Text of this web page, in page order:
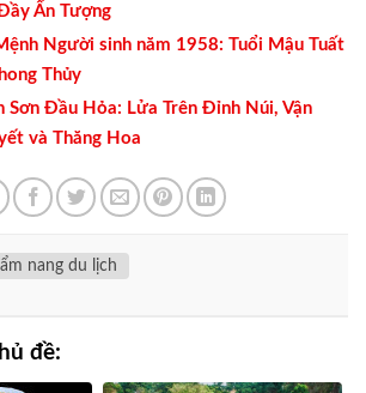
Ấn Tượng
Người sinh năm 1958: Tuổi Mậu Tuất
Thủy
Sơn Đầu Hỏa: Lửa Trên Đỉnh Núi, Vận
và Thăng Hoa
nang du lịch
đề: